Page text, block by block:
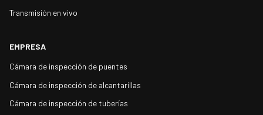
Transmisión en vivo
EMPRESA
Cámara de inspección de puentes
Cámara de inspección de alcantarillas
Cámara de inspección de tuberías